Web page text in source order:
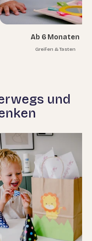
Ab 6 Monaten
Greifen & Tasten
und